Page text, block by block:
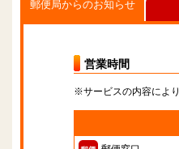
郵便局からのお知らせ
営業時間
※サービスの内容によ